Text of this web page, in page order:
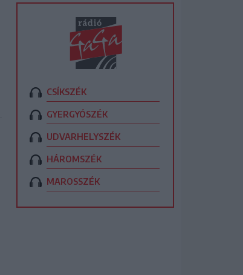
CSÍKSZÉK
GYERGYÓSZÉK
UDVARHELYSZÉK
HÁROMSZÉK
MAROSSZÉK